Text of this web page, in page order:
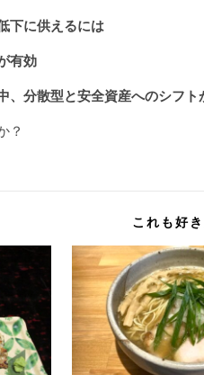
下に供えるには
有効
、分散型と安全資産へのシフト
？
これも好